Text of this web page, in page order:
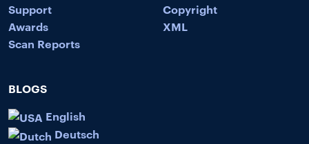
Support
Awards
Scan Reports
Copyright
XML
BLOGS
English
Deutsch